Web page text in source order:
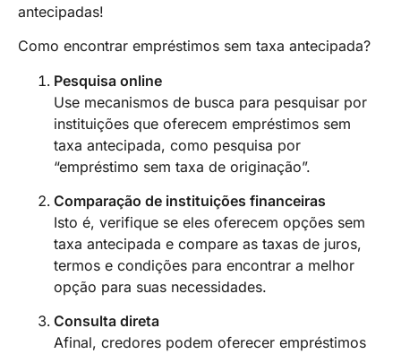
antecipadas!
Como encontrar empréstimos sem taxa antecipada?
Pesquisa online
Use mecanismos de busca para pesquisar por
instituições que oferecem empréstimos sem
taxa antecipada, como pesquisa por
“empréstimo sem taxa de originação”.
Comparação de instituições financeiras
Isto é, verifique se eles oferecem opções sem
taxa antecipada e compare as taxas de juros,
termos e condições para encontrar a melhor
opção para suas necessidades.
Consulta direta
Afinal, credores podem oferecer empréstimos